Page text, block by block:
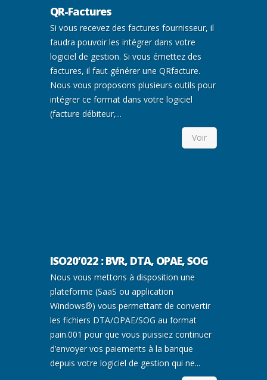
QR-Factures
Si vous recevez des factures fournisseur, il
faudra pouvoir les intégrer dans votre
logiciel de gestion. Si vous émettez des
factures, il faut générer une QRfacture.
Nous vous proposons plusieurs outils pour
intégrer ce format dans votre logiciel
(facture débiteur,...
Voir
ISO20’022 : BVR, DTA, OPAE, SOG
Nous vous mettons à disposition une
plateforme (SaaS ou application
Windows®) vous permettant de convertir
les fichiers DTA/OPAE/SOG au format
pain.001 pour que vous puissiez continuer
d’envoyer vos paiements à la banque
depuis votre logiciel de gestion qui ne...